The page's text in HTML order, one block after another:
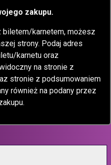
zakupu.
biletem/karnetem, możesz
strony. Podaj adres
karnetu oraz
na stronie z
stronie z podsumowaniem
również na podany przez